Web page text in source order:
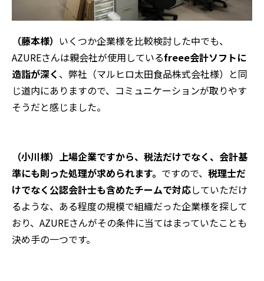
（藤本様） いくつか企業様を比較検討した中でも、
AZUREさんは親会社が使用しているfreee会計ソフトに
造詣が深く 、弊社（マルヒロ太田食品株式会社様）と同
じ道内にありますので、コミュニケーションが取りやす
そうだと感じました。
（小川様）上場企業ですから、税法だけでなく、会計基
準にも則った処理が求められます。 ですので、 税理士だ
けでなく公認会計士も含めたチームで対応していただけ
るような、ある程度の規模で組織だった企業様を探して
おり、 AZUREさんがその条件に当てはまっていたことも
決め手の一つです。